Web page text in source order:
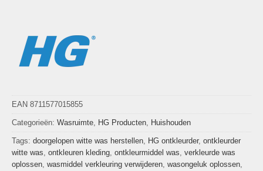
EAN 8711577015855
Categorieën: Wasruimte, HG Producten, Huishouden
Tags: doorgelopen witte was herstellen, HG ontkleurder, ontkleurder
witte was, ontkleuren kleding, ontkleurmiddel was, verkleurde was
oplossen, wasmiddel verkleuring verwijderen, wasongeluk oplossen,